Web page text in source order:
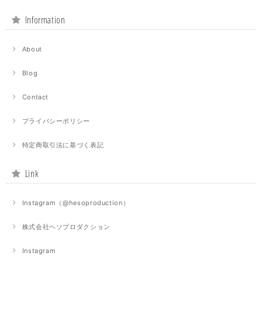
Information
About
Blog
Contact
プライバシーポリシー
特定商取引法に基づく表記
Link
Instagram（@hesoproduction）
株式会社ヘソプロダクション
Instagram